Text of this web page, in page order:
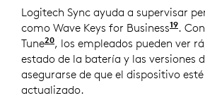
Logitech Sync ayuda a supervisar
como Wave Keys for Business19.
Tune20disponible para Windows
, los empleados pueden ver
estado de la batería y las versiones
asegurarse de que el dispositivo
actualizado.